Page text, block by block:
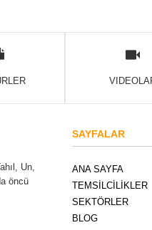
Un,
öncü
SAYFALAR
ANA SAYFA
TEMSİLCİLİKLER
SEKTÖRLER
BLOG